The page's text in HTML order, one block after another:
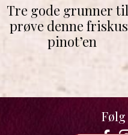
Tre gode grunner
prøve denne
pinot’en
Følg